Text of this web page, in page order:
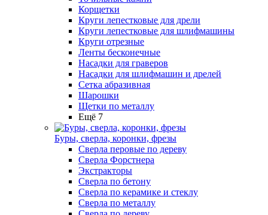
Корщетки
Круги лепестковые для дрели
Круги лепестковые для шлифмашины
Круги отрезные
Ленты бесконечные
Насадки для граверов
Насадки для шлифмашин и дрелей
Сетка абразивная
Шарошки
Щетки по металлу
Ещё 7
Буры, сверла, коронки, фрезы
Сверла перовые по дереву
Сверла Форстнера
Экстракторы
Сверла по бетону
Сверла по керамике и стеклу
Сверла по металлу